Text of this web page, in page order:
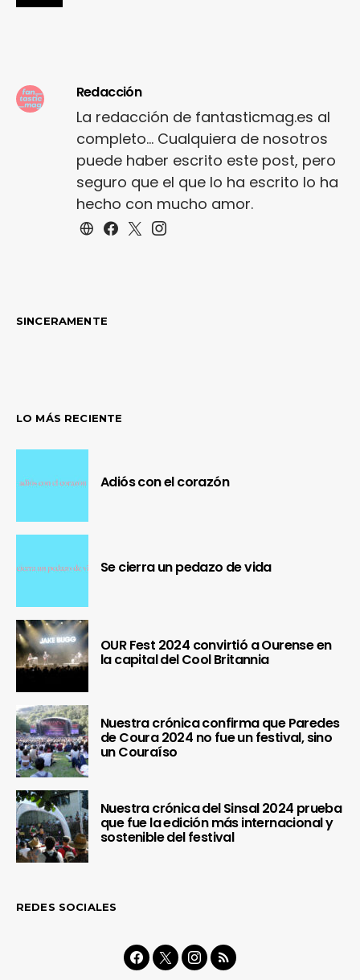
Redacción
La redacción de fantasticmag.es al
completo... Cualquiera de nosotros
puede haber escrito este post, pero
seguro que el que lo ha escrito lo ha
hecho con mucho amor.
SINCERAMENTE
LO MÁS RECIENTE
Adiós con el corazón
Se cierra un pedazo de vida
OUR Fest 2024 convirtió a Ourense en
la capital del Cool Britannia
Nuestra crónica confirma que Paredes
de Coura 2024 no fue un festival, sino
un Couraíso
Nuestra crónica del Sinsal 2024 prueba
que fue la edición más internacional y
sostenible del festival
REDES SOCIALES